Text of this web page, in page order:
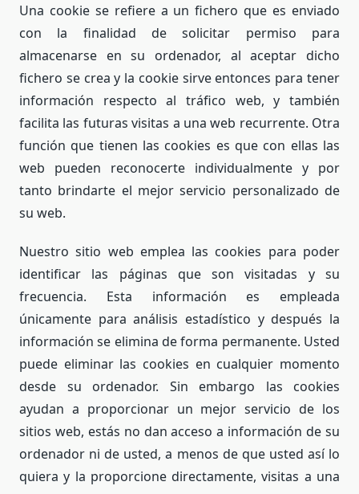
Una cookie se refiere a un fichero que es enviado
con la finalidad de solicitar permiso para
almacenarse en su ordenador, al aceptar dicho
fichero se crea y la cookie sirve entonces para tener
información respecto al tráfico web, y también
facilita las futuras visitas a una web recurrente. Otra
función que tienen las cookies es que con ellas las
web pueden reconocerte individualmente y por
tanto brindarte el mejor servicio personalizado de
su web.
Nuestro sitio web emplea las cookies para poder
identificar las páginas que son visitadas y su
frecuencia. Esta información es empleada
únicamente para análisis estadístico y después la
información se elimina de forma permanente. Usted
puede eliminar las cookies en cualquier momento
desde su ordenador. Sin embargo las cookies
ayudan a proporcionar un mejor servicio de los
sitios web, estás no dan acceso a información de su
ordenador ni de usted, a menos de que usted así lo
quiera y la proporcione directamente, visitas a una